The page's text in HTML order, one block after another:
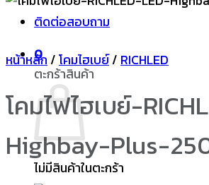
ติดต่อสอบถาม
0
ตะกร้าสินค้า
ไม่มีสินค้าในตะกร้า
หน้าหลัก/โคมไฮเบย์/ RICHLED
โคมไฟไฮเบย์-
Highbay-Plus-